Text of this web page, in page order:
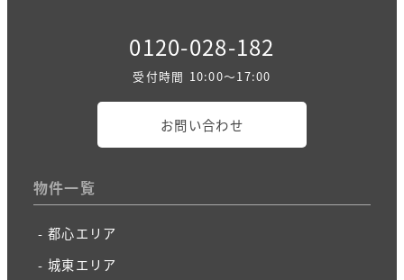
0120-028-182
受付時間 10:00～17:00
お問い合わせ
物件一覧
都心エリア
城東エリア